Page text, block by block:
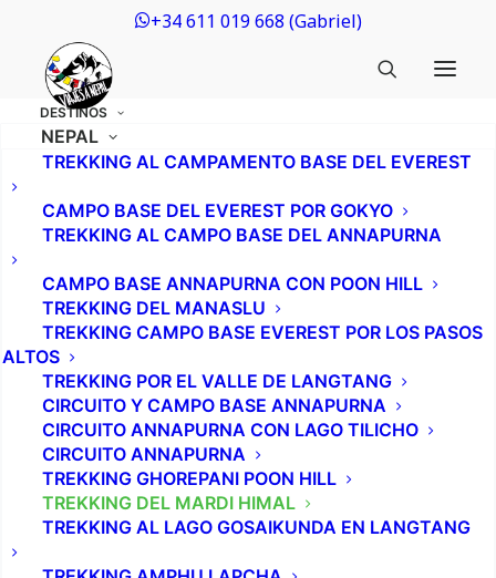
+34 611 019 668 (Gabriel)
DESTINOS
NEPAL
TREKKING AL CAMPAMENTO BASE DEL EVEREST
CAMPO BASE DEL EVEREST POR GOKYO
TREKKING AL CAMPO BASE DEL ANNAPURNA
CAMPO BASE ANNAPURNA CON POON HILL
TREKKING DEL MANASLU
TREKKING CAMPO BASE EVEREST POR LOS PASOS
ALTOS
TREKKING POR EL VALLE DE LANGTANG
CIRCUITO Y CAMPO BASE ANNAPURNA
CIRCUITO ANNAPURNA CON LAGO TILICHO
CIRCUITO ANNAPURNA
TREKKING GHOREPANI POON HILL
TREKKING DEL MARDI HIMAL
TREKKING AL LAGO GOSAIKUNDA EN LANGTANG